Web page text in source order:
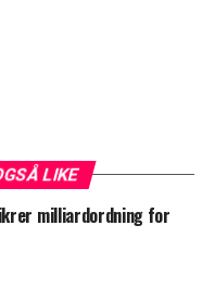
LIKE
milliardordning for